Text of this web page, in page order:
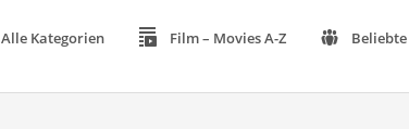
Alle Kategorien Film – Movies A-Z